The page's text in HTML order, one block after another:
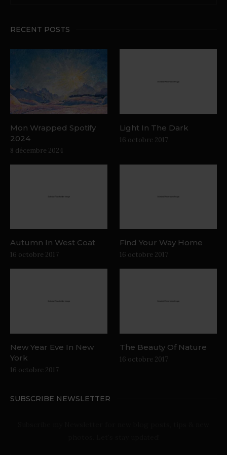
RECENT POSTS
Mon Wrapped Spotify
2024
8 décembre 2024
Light In The Dark
16 octobre 2017
Autumn In West Coat
16 octobre 2017
Find Your Way Home
16 octobre 2017
New Year Eve In New
York
16 octobre 2017
The Beauty Of Nature
16 octobre 2017
SUBSCRIBE NEWSLETTER